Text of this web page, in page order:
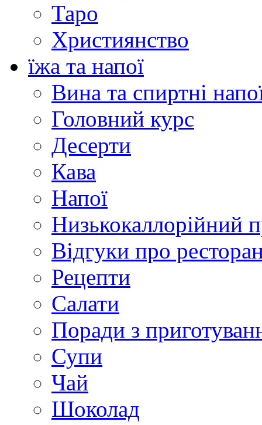
Таро
Християнство
їжа та напої
Вина та спиртні
Головний курс
Десерти
Кава
Напої
Низькокаллорійний
Відгуки про
Рецепти
Салати
Поради з
Супи
Чай
Шоколад